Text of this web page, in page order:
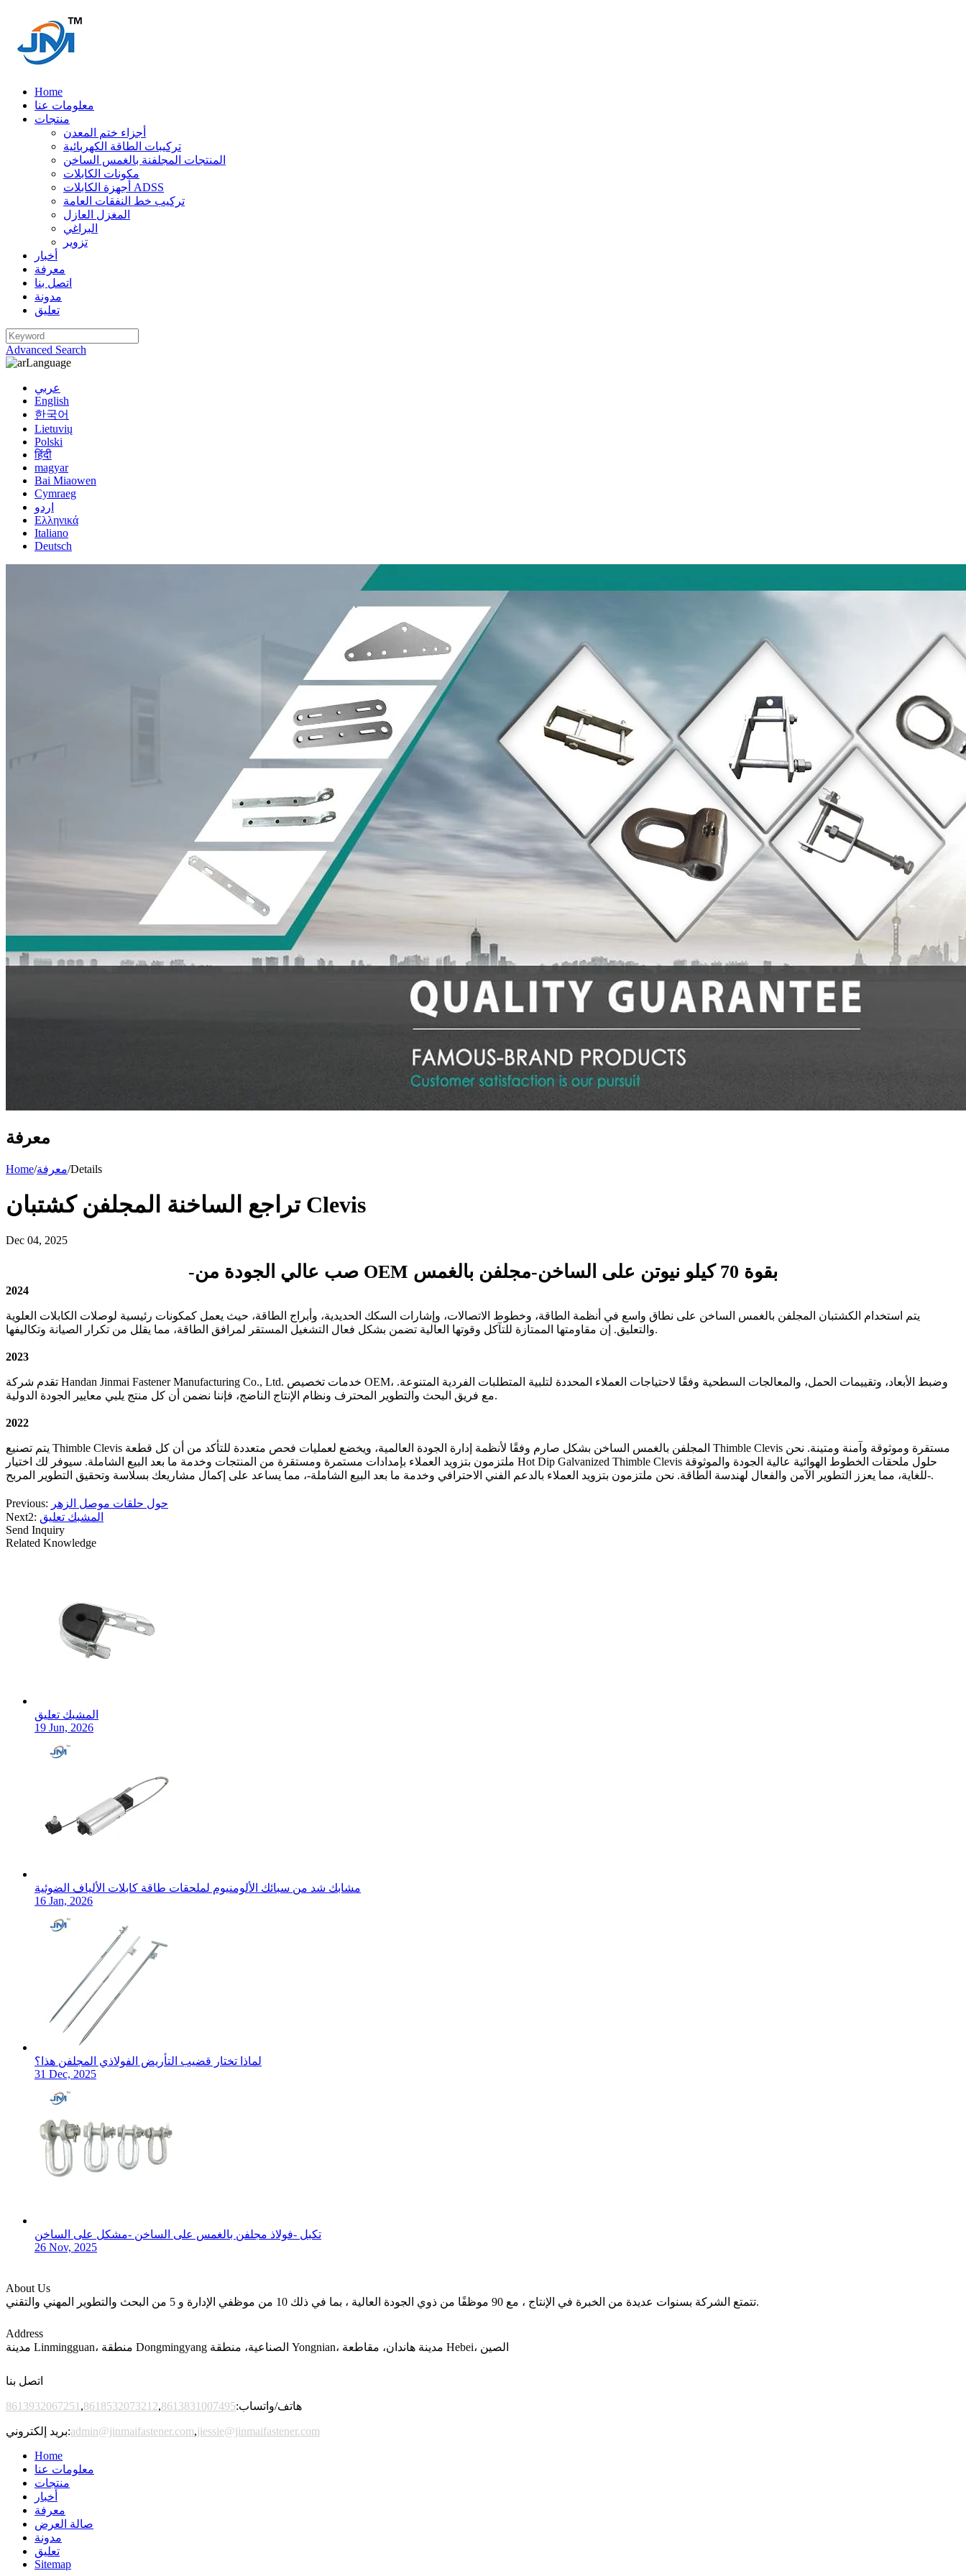
Home
معلومات عنا
منتجات
أجزاء ختم المعدن
تركيبات الطاقة الكهربائية
المنتجات المجلفنة بالغمس الساخن
مكونات الكابلات
أجهزة الكابلات ADSS
تركيب خط النفقات العامة
المغزل العازل
البراغي
تزوير
أخبار
معرفة
اتصل بنا
مدونة
تعليق
Advanced Search
Language
عربي
English
한국어
Lietuvių
Polski
हिंदी
magyar
Bai Miaowen
Cymraeg
اردو
Ελληνικά
Italiano
Deutsch
معرفة
Home/معرفة/Details
تراجع الساخنة المجلفن كشتبان Clevis
Dec 04, 2025
-صب عالي الجودة من OEM بقوة 70 كيلو نيوتن على الساخن-مجلفن بالغمس
2024
يتم استخدام الكشتبان المجلفن بالغمس الساخن على نطاق واسع في أنظمة الطاقة، وخطوط الاتصالات، وإشارات السكك الحديدية، وأبراج الطاقة، حيث يعمل كمكونات رئيسية لوصلات الكابلات العلوية
والتعليق. إن مقاومتها الممتازة للتآكل وقوتها العالية تضمن بشكل فعال التشغيل المستقر لمرافق الطاقة، مما يقلل من تكرار الصيانة وتكاليفها.
2023
تقدم شركة Handan Jinmai Fastener Manufacturing Co., Ltd. خدمات تخصيص OEM، وضبط الأبعاد، وتقييمات الحمل، والمعالجات السطحية وفقًا لاحتياجات العملاء المحددة لتلبية المتطلبات الفردية المتنوعة.
مع فريق البحث والتطوير المحترف ونظام الإنتاج الناضج، فإننا نضمن أن كل منتج يلبي معايير الجودة الدولية.
2022
يتم تصنيع Thimble Clevis المجلفن بالغمس الساخن بشكل صارم وفقًا لأنظمة إدارة الجودة العالمية، ويخضع لعمليات فحص متعددة للتأكد من أن كل قطعة Thimble Clevis مستقرة وموثوقة وآمنة ومتينة. نحن
ملتزمون بتزويد العملاء بإمدادات مستمرة ومستقرة من المنتجات وخدمة ما بعد البيع الشاملة. سيوفر لك اختيار Hot Dip Galvanized Thimble Clevis حلول ملحقات الخطوط الهوائية عالية الجودة والموثوقة
للغاية، مما يعزز التطوير الآمن والفعال لهندسة الطاقة. نحن ملتزمون بتزويد العملاء بالدعم الفني الاحترافي وخدمة ما بعد البيع الشاملة-، مما يساعد على إكمال مشاريعك بسلاسة وتحقيق التطوير المربح-.
Previous: حول حلقات موصل الزهر
Next2: المشبك تعليق
Send Inquiry
Related Knowledge
المشبك تعليق
19 Jun, 2026
مشابك شد من سبائك الألومنيوم لملحقات طاقة كابلات الألياف الضوئية
16 Jan, 2026
لماذا تختار قضيب التأريض الفولاذي المجلفن هذا؟
31 Dec, 2025
تكبل -فولاذ مجلفن بالغمس على الساخن -مشكل على الساخن
26 Nov, 2025
About Us
تتمتع الشركة بسنوات عديدة من الخبرة في الإنتاج ، مع 90 موظفًا من ذوي الجودة العالية ، بما في ذلك 10 من موظفي الإدارة و 5 من البحث والتطوير المهني والتقني.
Address
مدينة Linmingguan، منطقة Dongmingyang الصناعية، منطقة Yongnian، مدينة هاندان، مقاطعة Hebei، الصين
اتصل بنا
هاتف/واتساب: 8613932067251 ,8618532073212,8613831007495
بريد إلكتروني:admin@jinmaifastener.com,jiessie@jinmaifastener.com
Home
معلومات عنا
منتجات
أخبار
معرفة
صالة العرض
مدونة
تعليق
Sitemap